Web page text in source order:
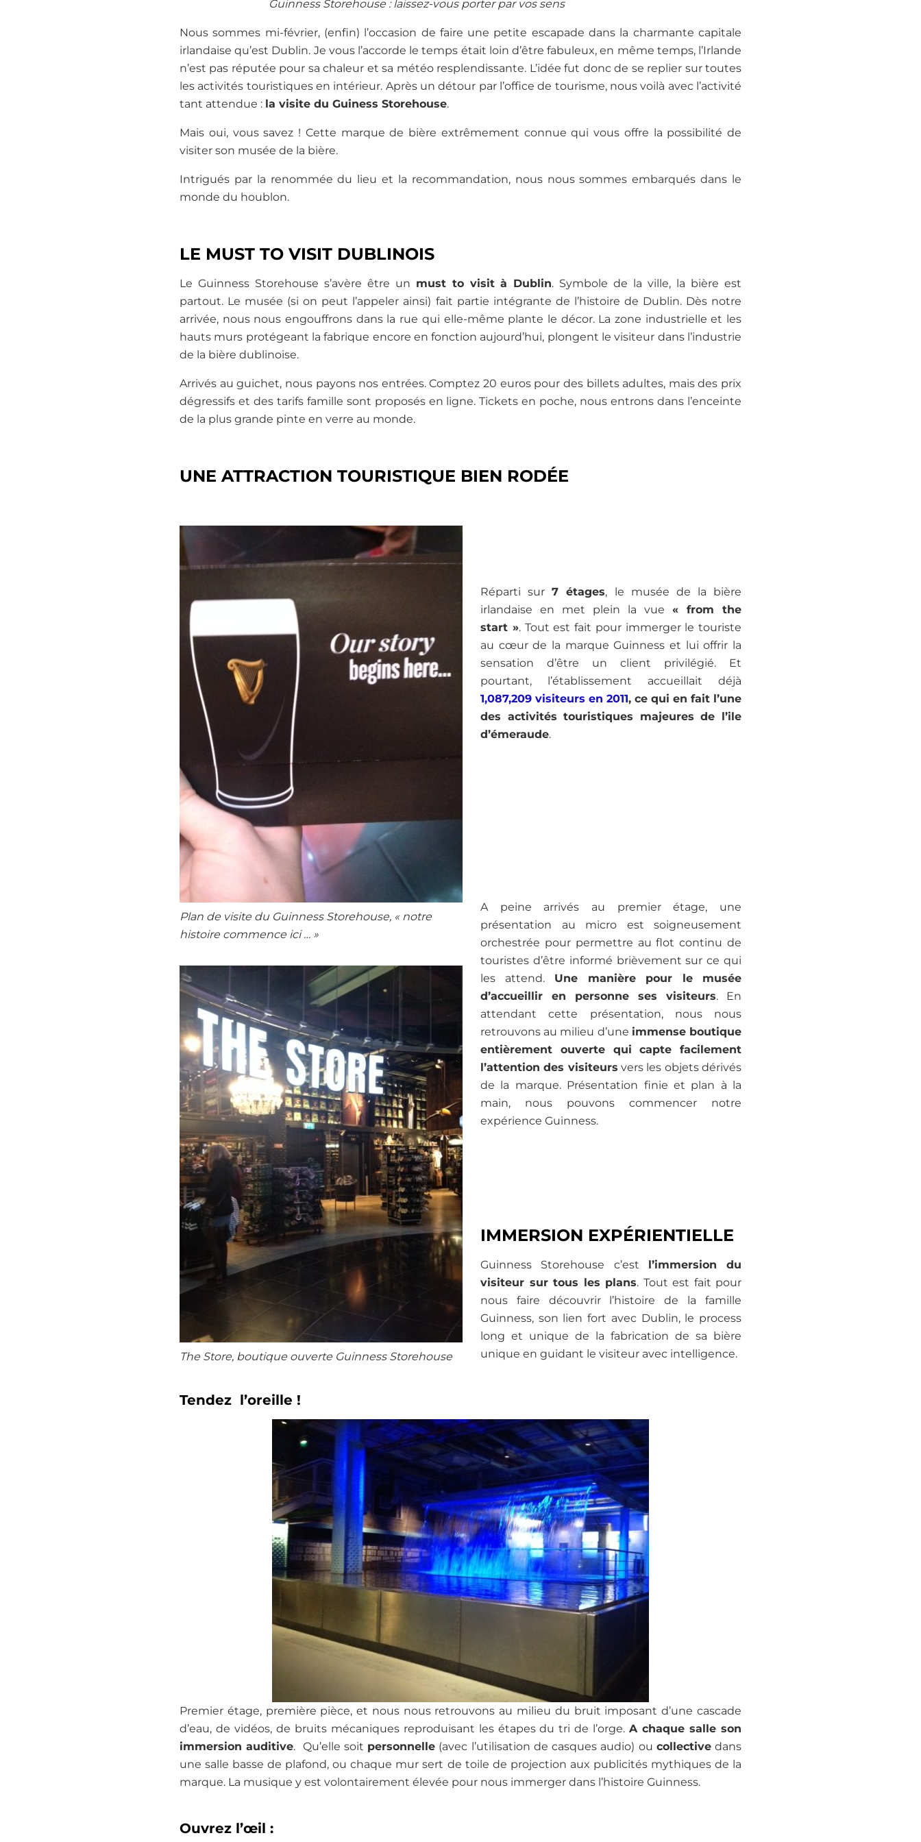
Guinness Storehouse : laissez-vous porter par vos sens
Nous sommes mi-février, (enfin) l’occasion de faire une petite escapade dans la charmante capitale
irlandaise qu’est Dublin. Je vous l’accorde le temps était loin d’être fabuleux, en même temps, l’Irlande
n’est pas réputée pour sa chaleur et sa météo resplendissante. L’idée fut donc de se replier sur toutes
les activités touristiques en intérieur. Après un détour par l’office de tourisme, nous voilà avec l’activité
tant attendue : la visite du Guiness Storehouse.
Mais oui, vous savez ! Cette marque de bière extrêmement connue qui vous offre la possibilité de
visiter son musée de la bière.
Intrigués par la renommée du lieu et la recommandation, nous nous sommes embarqués dans le
monde du houblon.
LE MUST TO VISIT DUBLINOIS
Le Guinness Storehouse s’avère être un must to visit à Dublin. Symbole de la ville, la bière est
partout. Le musée (si on peut l’appeler ainsi) fait partie intégrante de l’histoire de Dublin. Dès notre
arrivée, nous nous engouffrons dans la rue qui elle-même plante le décor. La zone industrielle et les
hauts murs protégeant la fabrique encore en fonction aujourd’hui, plongent le visiteur dans l’industrie
de la bière dublinoise.
Arrivés au guichet, nous payons nos entrées. Comptez 20 euros pour des billets adultes, mais des prix
dégressifs et des tarifs famille sont proposés en ligne. Tickets en poche, nous entrons dans l’enceinte
de la plus grande pinte en verre au monde.
UNE ATTRACTION TOURISTIQUE BIEN RODÉE
Plan de visite du Guinness Storehouse, « notre
histoire commence ici … »
Réparti sur7 étages, le musée de la bière
irlandaise en met plein la vue « from the
start ». Tout est fait pour immerger le touriste
au cœur de la marque Guinness et lui offrir la
sensation d’être un client privilégié. Et
pourtant, l’établissement accueillait déjà
1,087,209 visiteurs en 2011, ce qui en fait l’une
des activités touristiques majeures de l’ile
d’émeraude.
The Store, boutique ouverte Guinness Storehouse
A peine arrivés au premier étage, une
présentation au micro est soigneusement
orchestrée pour permettre au flot continu de
touristes d’être informé brièvement sur ce qui
les attend.Une manière pour le musée
d’accueillir en personne ses visiteurs. En
attendant cette présentation, nous nous
retrouvons au milieu d’une immense boutique
entièrement ouverte qui capte facilement
l’attention des visiteurs vers les objets dérivés
de la marque. Présentation finie et plan à la
main, nous pouvons commencer notre
expérience Guinness.
IMMERSION EXPÉRIENTIELLE
Guinness Storehouse c’est l’immersion du
visiteur sur tous les plans. Tout est fait pour
nous faire découvrir l’histoire de la famille
Guinness, son lien fort avec Dublin, le process
long et unique de la fabrication de sa bière
unique en guidant le visiteur avec intelligence.
Tendez l’oreille !
Premier étage, première pièce, et nous nous retrouvons au milieu du bruit imposant d’une cascade
d’eau, de vidéos, de bruits mécaniques reproduisant les étapes du tri de l’orge.A chaque salle son
immersion auditive. Qu’elle soit personnelle (avec l’utilisation de casques audio) ou collectivedans
une salle basse de plafond, ou chaque mur sert de toile de projection aux publicités mythiques de la
marque. La musique y est volontairement élevée pour nous immerger dans l’histoire Guinness.
Ouvrez l’œil :